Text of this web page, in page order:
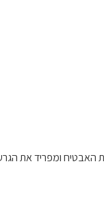
האבטיח ומפריד את